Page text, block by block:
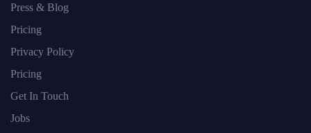
Press & Blog
Pricing
Privacy Policy
Pricing
Get In Touch
Jobs